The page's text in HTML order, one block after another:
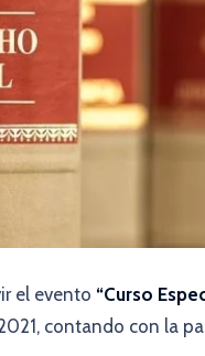
el evento “Curso
contando con la